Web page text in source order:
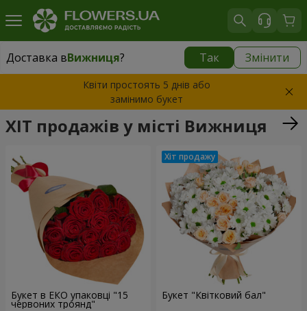
Доставка вВижниця? Так Змінити
Доставка вВижниця|
Квіти простоять 5 днів або
замінимо букет
ХІТ продажів у місті Вижниця
Букет в ЕКО упаковці "15
червоних троянд"
Букет "Квітковий бал"